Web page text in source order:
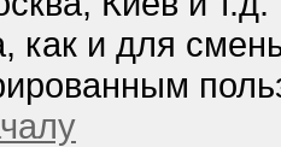
как и для